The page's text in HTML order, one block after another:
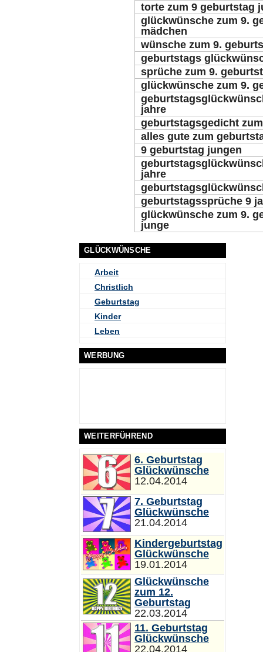
torte zum 9 geburtstag
glückwünsche zum 9.
mädchen
wünsche zum 9.
geburtstags
sprüche zum 9.
glückwünsche zum 9.
jahre
geburtstagsgedicht
alles gute zum
9 geburtstag jungen
jahre
geburtstagssprüche 9
glückwünsche zum 9.
junge
GLÜCKWÜNSCHE
Arbeit
Christlich
Geburtstag
Kinder
Leben
WERBUNG
WEITERFÜHREND
6. Geburtstag
Glückwünsche
12.04.2014
7. Geburtstag
Glückwünsche
21.04.2014
Kindergeburtstag
Glückwünsche
19.01.2014
Glückwünsche
zum 12.
Geburtstag
22.03.2014
11. Geburtstag
Glückwünsche
22.04.2014